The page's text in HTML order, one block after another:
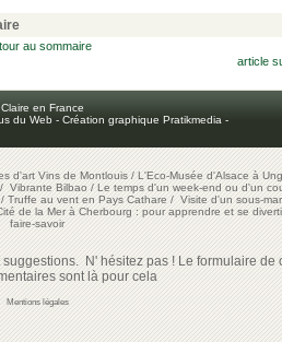
au sommaire
article
en France
du Web - Création graphique Pratikmedia -
d'art Vins de Montlouis/L'Eco-Musée d'Alsace à
Vibrante Bilbao/Le temps d'un week-end ou d'un
Truffe au vent en Pays Cathare/Visite d'un sous-
de la Mer à Cherbourg : pour apprendre et se
faire-savoir
N' hésitez pas ! Le formulaire de
sont là pour cela
Mentions légales